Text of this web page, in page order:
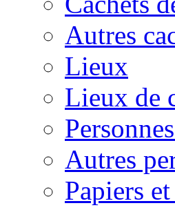
Autres
Lieux
Lieux de
Autres
Papiers